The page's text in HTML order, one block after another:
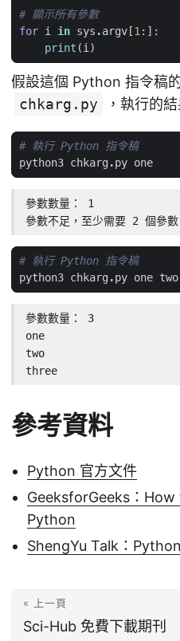
# 顯示所有參數
for i in sys .argv [1:]:
print (i)
假設這個 Python 指令稿
chkarg.py
，執行的
# 執行 Python 指令稿
python3 chkarg .py one
參數數量： 1
參數不足，至少需要 2 個參數
# 執行 Python 指令稿
python3 chkarg .py one two
參數數量： 3
one
two
three
參考資料
Python 官方文件
GeeksforGeeks：
Python
ShengYu Talk：
« 上一頁
Sci-Hub 免費下載期刊